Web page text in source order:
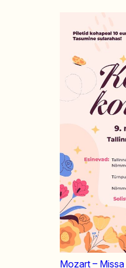
Mozart –